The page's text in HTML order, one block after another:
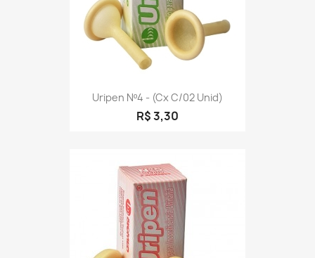
Uripen Nº4 - (cx C/02 Unid)
R$ 3,30